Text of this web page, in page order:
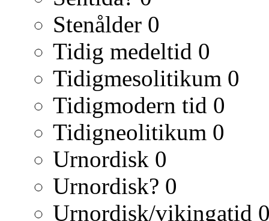
Stenålder 0
Tidig medeltid 0
Tidigmesolitikum 0
Tidigmodern tid 0
Tidigneolitikum 0
Urnordisk 0
Urnordisk? 0
Urnordisk/vikingatid